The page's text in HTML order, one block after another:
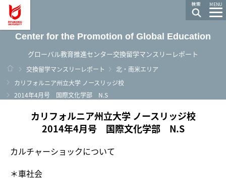
MENU
Center for the Promotion of Global Education
グローバル教育推進センター交換留学マンスリーレポート
ホーム
交換留学マンスリーレポート
北・南米エリア
カリフォルニア州立大学 ノースリッジ校
2014年4月号 国際文化学部 N.S
カリフォルニア州立大学 ノースリッジ校
2014年4月号 国際文化学部 N.S
カルチャーショックについて
＊車社会